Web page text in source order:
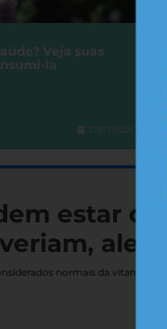
Veja suas
la
27/07/2026
estar
normais da vitamina